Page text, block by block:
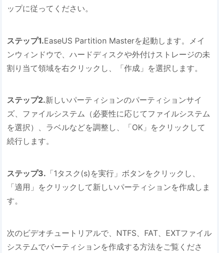
ップに従ってください。
ステップ1.EaseUS Partition Masterを起動します。メイ
ンウィンドウで、ハードディスクや外付けストレージの未
割り当て領域を右クリックし、「作成」を選択します。
ステップ2.新しいパーティションのパーティションサイ
ズ、ファイルシステム（必要性に応じてファイルシステム
を選択）、ラベルなどを調整し、「OK」をクリックして
続行します。
ステップ3. 「1タスク(s)を実行」ボタンをクリックし、
「適用」をクリックして新しいパーティションを作成しま
す。
次のビデオチュートリアルで、NTFS、FAT、EXTファイル
システムでパーティションを作成する方法をご覧くださ